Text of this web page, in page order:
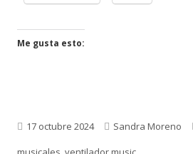
Me gusta esto:
Publicado
el
17 octubre 2024 Autor
Sandra Moreno